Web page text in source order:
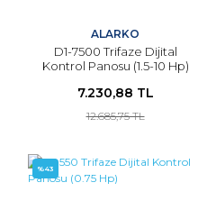
ALARKO
D1-7500 Trifaze Dijital
Kontrol Panosu (1.5-10 Hp)
7.230,88 TL
12.685,75 TL
%43